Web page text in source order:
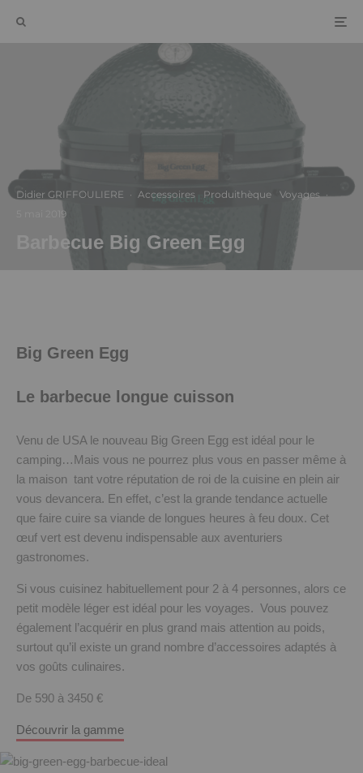
Didier GRIFFOULIERE · Accessoires Produithèque Voyages ·
5 mai 2019
Barbecue Big Green Egg
Big Green Egg
Le barbecue longue cuisson
Venu de USA le nouveau Big Green Egg est idéal pour le
camping…Mais vous ne pourrez plus vous en passer même à
la maison tant votre réputation de roi de la cuisine en plein air
vous devancera. En effet, c’est la grande tendance actuelle
que faire cuire sa viande de longues heures à feu doux. Cet
œuf vert est devenu indispensable aux aventuriers
gastronomes.
Si vous cuisinez habituellement pour 2 à 4 personnes, alors ce
petit modèle léger est idéal pour les voyages. Vous pouvez
également l’acquérir en plus grand mais attention au poids,
surtout qu’il existe un grand nombre d’accessoires adaptés à
vos goûts culinaires.
De 590 à 3450 €
Découvrir la gamme